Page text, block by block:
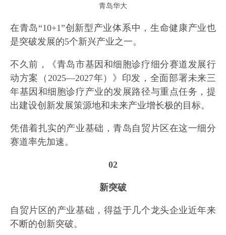
青岛华大
在青岛“10+1”创新型产业体系中，生命健康产业也
是突破发展的5个新兴产业之一。
不久前，《青岛市基因和细胞诊疗细分赛道发展行
动方案（2025—2027年）》印发，全面部署未来三
年基因和细胞诊疗产业的发展路径与重点任务，提
出建设创新发展策源地和未来产业增长极的目标。
凭借着扎实的产业基础，青岛自贸片区在这一细分
赛道率先加速。
02
新突破
自贸片区的产业基础，得益于几个龙头企业近年来
不断的创新突破。